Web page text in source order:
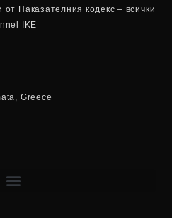
Наказателния кодекс – всички
IKE
Greece